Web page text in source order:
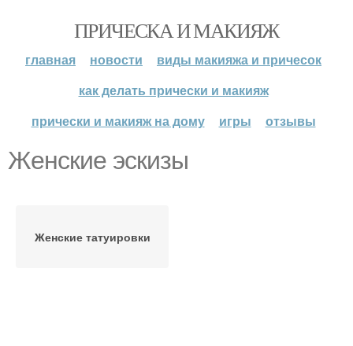
ПРИЧЕСКА И МАКИЯЖ
главная новости
виды макияжа и причесок
как делать прически и макияж
прически и макияж на дому
игры отзывы
Женские эскизы
Женские татуировки